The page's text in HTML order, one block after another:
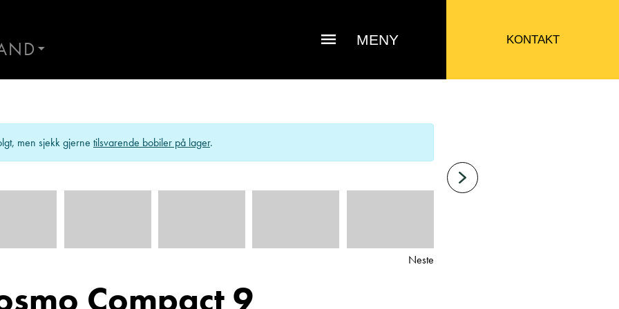
MENY KONTAKT
men sjekk gjerne tilsvarende bobiler på lager.
Neste
Compact 9